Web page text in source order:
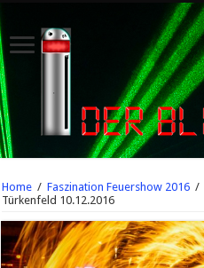
Home / Faszination Feuershow 2016 /
Türkenfeld 10.12.2016